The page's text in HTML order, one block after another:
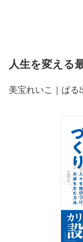
人生を変える
美宝れいこ｜ぱる